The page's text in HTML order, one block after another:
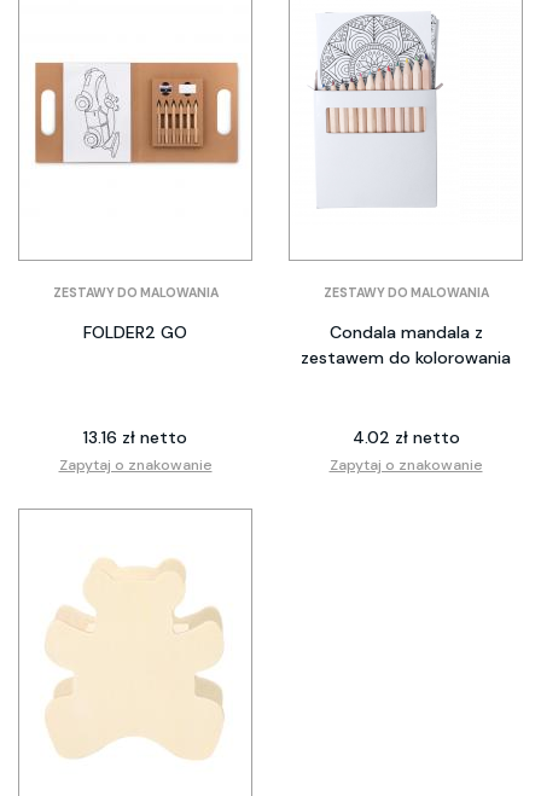
ZESTAWY DO MALOWANIA
FOLDER2 GO
13.16 zł netto
Zapytaj o znakowanie
ZESTAWY DO MALOWANIA
Condala mandala z
zestawem do kolorowania
4.02 zł netto
Zapytaj o znakowanie